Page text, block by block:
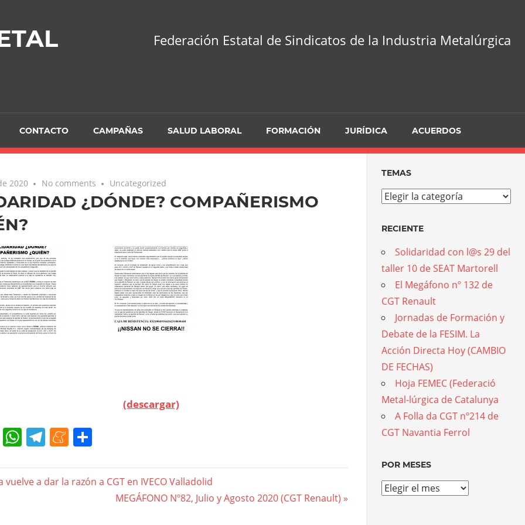
Federación Estatal de Sindicatos de la Industria Metalúrgica
CONTACTO CAMPAÑAS SALUD LABORAL FORMACIÓN JURÍDICA ACUERDOS
2020 No comments Uncategorized
¿DÓNDE? COMPAÑERISMO
(descargar)
Twitter
WhatsApp
Telegram
Meneame
vuelve a dar la razón a CGT en IVECO Valladolid
Next
MEGÁFONO Nº82, Julio y Agosto 2020 (CGT Renault)
TEMAS
Temas
RECIENTE
Solidaridad con l@s 29 del
taller 10 de SEAT Martorell
El Megáfono nº 132 de
CGT Renault
Jornadas de Formación y
Debate de la FESIM. La
Acción Directa Hoy (CAMBIO
DE FECHAS)
Hoja FEMEC (Federació
Metal-lúrgica de Catalunya
A Folla da CGT nº214 de
CGT Navantia Ferrol
POR MESES
Por